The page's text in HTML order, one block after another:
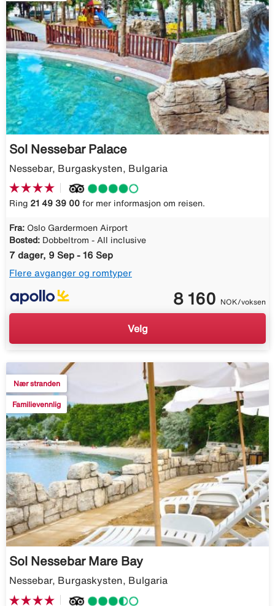
Sol Nessebar Palace
Nessebar, Burgaskysten, Bulgaria
Ring 21 49 39 00 for mer informasjon om reisen.
Fra: Oslo Gardermoen Airport
Bosted: Dobbeltrom - All inclusive
7 dager, 9 Sep - 16 Sep
Flere avganger og romtyper
8 160 NOK/voksen
Velg
Nær stranden
Familievennlig
Sol Nessebar Mare Bay
Nessebar, Burgaskysten, Bulgaria